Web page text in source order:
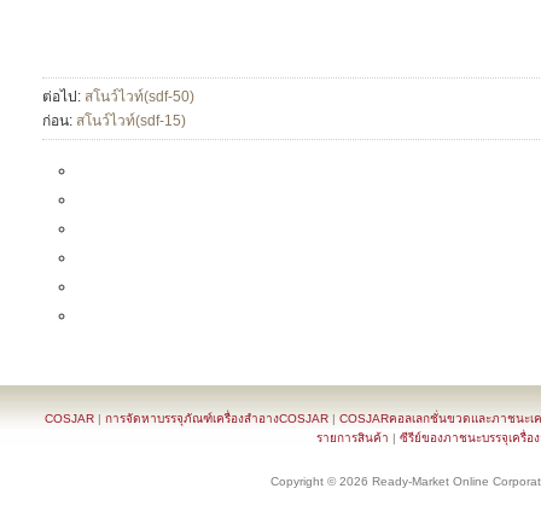
ต่อไป: สโนว์ไวท์(sdf-50)
ก่อน: สโนว์ไวท์(sdf-15)
COSJAR | การจัดหาบรรจุภัณฑ์เครื่องสำอางCOSJAR | COSJARคอลเลกชั่นขวดและภาชนะเ
รายการสินค้า | ซีรีย์ของภาชนะบรรจุเครื่อ
Copyright © 2026 Ready-Market Online